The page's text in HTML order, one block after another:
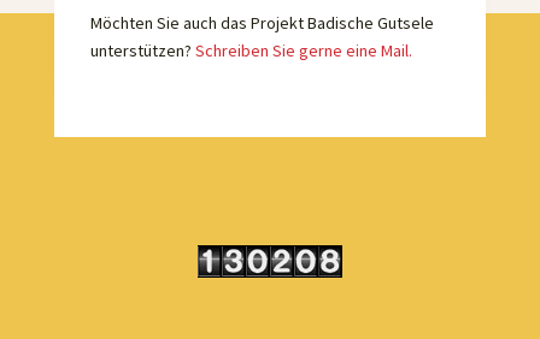
Möchten Sie auch das Projekt Badische Gutsele
unterstützen? Schreiben Sie gerne eine Mail.